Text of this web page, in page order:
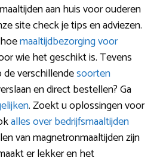
aan huis voor ouderen
site check je tips en adviezen.
maaltijdbezorging voor
wie het geschikt is. Tevens
de verschillendesoorten
en direct bestellen? Ga
. Zoekt u oplossingen voor
alles over bedrijfsmaaltijden
van magnetronmaaltijden zijn
er lekker en het